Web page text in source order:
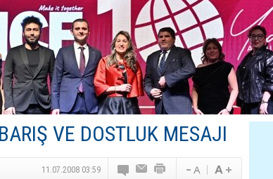
Canovate’den Yeni Nesil Veri Merkezleri
Türk MICE Sektörüne Yeni Fırsatlar
TAV Havalimanları’ndan Yılın İlk Yarısında Rekor
SunExpress’ten Tatil Hamlesi
NG Grup, Domaniç’in Potansiyelini Vurguladı
VE DOSTLUK MESAJI
11.07.2008 03:59